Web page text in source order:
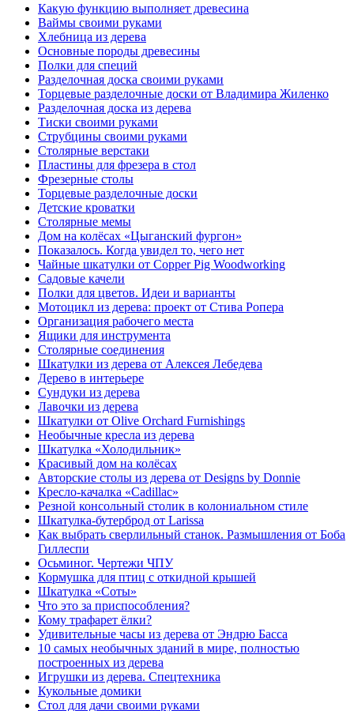
Какую функцию выполняет древесина
Ваймы своими руками
Хлебница из дерева
Основные породы древесины
Полки для специй
Разделочная доска своими руками
Торцевые разделочные доски от Владимира Жиленко
Разделочная доска из дерева
Тиски своими руками
Струбцины своими руками
Столярные верстаки
Пластины для фрезера в стол
Фрезерные столы
Торцевые разделочные доски
Детские кроватки
Столярные мемы
Дом на колёсах «Цыганский фургон»
Показалось. Когда увидел то, чего нет
Чайные шкатулки от Copper Pig Woodworking
Садовые качели
Полки для цветов. Идеи и варианты
Мотоцикл из дерева: проект от Стива Ропера
Организация рабочего места
Ящики для инструмента
Столярные соединения
Шкатулки из дерева от Алексея Лебедева
Дерево в интерьере
Сундуки из дерева
Лавочки из дерева
Шкатулки от Olive Orchard Furnishings
Необычные кресла из дерева
Шкатулка «Холодильник»
Красивый дом на колёсах
Авторские столы из дерева от Designs by Donnie
Кресло-качалка «Cadillac»
Резной консольный столик в колониальном стиле
Шкатулка-бутерброд от Larissa
Как выбрать сверлильный станок. Размышления от Боба
Гиллеспи
Осьминог. Чертежи ЧПУ
Кормушка для птиц с откидной крышей
Шкатулка «Соты»
Что это за приспособления?
Кому трафарет ёлки?
Удивительные часы из дерева от Эндрю Басса
10 самых необычных зданий в мире, полностью
построенных из дерева
Игрушки из дерева. Спецтехника
Кукольные домики
Стол для дачи своими руками